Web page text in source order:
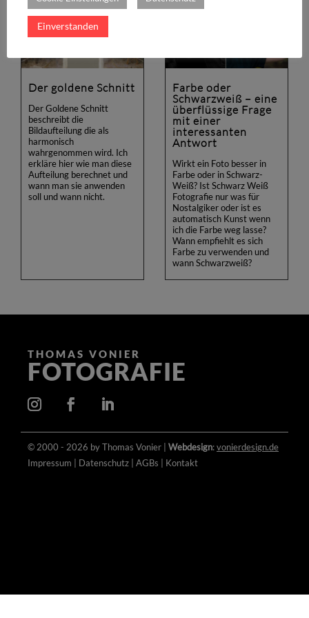
Der goldene Schnitt
Der Goldene Schnitt
beschreibt die
Bildaufteilung die als
harmonisch
wahrgenommen wird. Ich
erkläre hier wie man diese
Aufteilung berechnet und
wann man sie anwenden
soll und wann nicht.
Farbe oder
Schwarzweiß – eine
überflüssige Frage
mit einer
interessanten
Antwort
Wirkt ein Foto besser in
Farbe oder in Schwarz-
Weiß? Ist Schwarz Weiß
Fotografie nur was für
Nostalgiker oder ist es
automatisch Kunst wenn
ich die Farbe weg lasse?
Wann empfiehlt es sich
Farbe zu verwenden und
wann Schwarzweiß?
THOMAS VONIER
FOTOGRAFIE
© 2000 - 2026 by Thomas Vonier | Webdesign: vonierdesign.de
Impressum
Datenschutz AGBs Kontakt
Einverstanden